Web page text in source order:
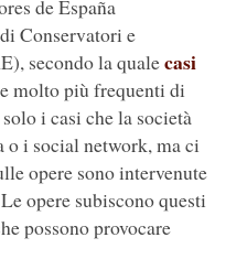
de España
Conservatori e
secondo la qualecasi
molto più frequenti di
i casi che la società
o i social network, ma ci
opere sono intervenute
opere subiscono questi
possono provocare